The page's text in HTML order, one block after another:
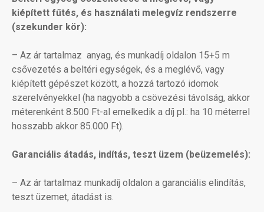
kiépített fűtés, és használati melegvíz rendszerre
(szekunder kör):
– Az ár tartalmaz anyag, és munkadíj oldalon 15+5 m
csővezetés a beltéri egységek, és a meglévő, vagy
kiépített gépészet között, a hozzá tartozó idomok
szerelvényekkel (ha nagyobb a csövezési távolság, akkor
méterenként 8.500 Ft-al emelkedik a díj pl.: ha 10 méterrel
hosszabb akkor 85.000 Ft).
Garanciális átadás, indítás, teszt üzem (beüzemelés):
– Az ár tartalmaz munkadíj oldalon a garanciális elindítás,
teszt üzemet, átadást is.